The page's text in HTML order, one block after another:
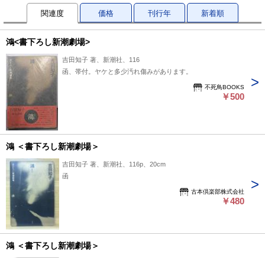
関連度 価格 刊行年 新着順
鴻<書下ろし新潮劇場>
吉田知子 著、新潮社、116
函、帯付。ヤケと多少汚れ傷みがあります。
不死鳥BOOKS
￥500
鴻 ＜書下ろし新潮劇場＞
吉田知子 著、新潮社、116p、20cm
函
古本倶楽部株式会社
￥480
鴻 ＜書下ろし新潮劇場＞